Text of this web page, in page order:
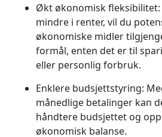
Økt økonomisk fleksibilitet:
mindre i renter, vil du
økonomiske midler
formål, enten det er til
eller personlig forbruk.
Enklere budsjettstyring:
månedlige betalinger kan
håndtere budsjettet og
økonomisk balanse.